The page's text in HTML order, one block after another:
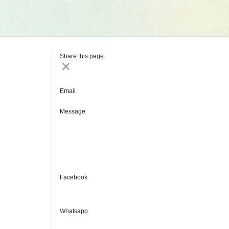
Share this page
Email
Message
Facebook
Whatsapp